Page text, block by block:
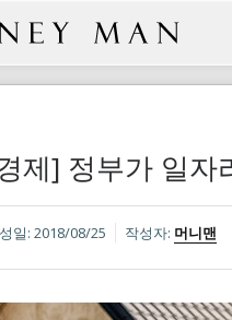
제] 정부가 일자
일: 2018/08/25 작성자: 머니맨